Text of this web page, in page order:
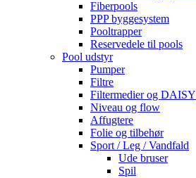
Fiberpools
PPP byggesystem
Pooltrapper
Reservedele til pools
Pool udstyr
Pumper
Filtre
Filtermedier og DAISY
Niveau og flow
Affugtere
Folie og tilbehør
Sport / Leg / Vandfald
Ude bruser
Spil